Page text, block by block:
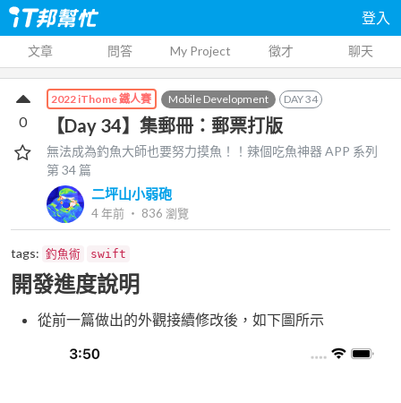
登入
文章 問答 My Project 徵才 聊天
2022 iThome 鐵人賽 Mobile Development DAY34
【Day 34】集郵冊：郵票打版
無法成為釣魚大師也要努力摸魚！！辣個吃魚神器 APP 系列
第34 篇
二坪山小弱砲
4 年前 ‧ 836 瀏覽
0
tags: 釣魚術 swift
開發進度說明
從前一篇做出的外觀接續修改後，如下圖所示